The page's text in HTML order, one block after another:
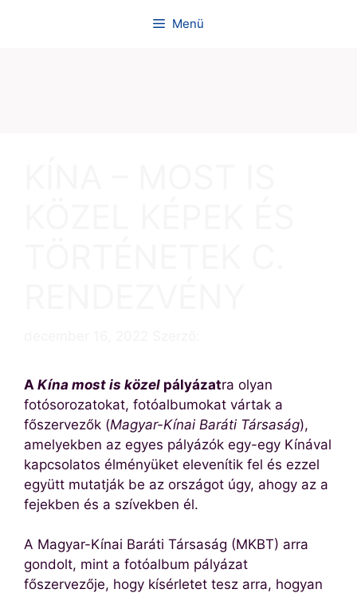
Menü
A Kína most is közel pályázatra olyan
fotósorozatokat, fotóalbumokat vártak a
főszervezők (Magyar-Kínai Baráti Társaság),
amelyekben az egyes pályázók egy-egy Kínával
kapcsolatos élményüket elevenítik fel és ezzel
együtt mutatják be az országot úgy, ahogy az a
fejekben és a szívekben él.
A Magyar-Kínai Baráti Társaság (MKBT) arra
gondolt, mint a fotóalbum pályázat
főszervezője, hogy kísérletet tesz arra, hogyan